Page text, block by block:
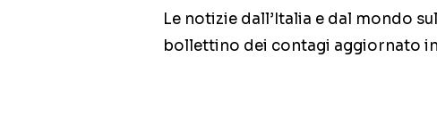
Le notizie dall’Italia e dal mondo
bollettino dei contagi aggiornato